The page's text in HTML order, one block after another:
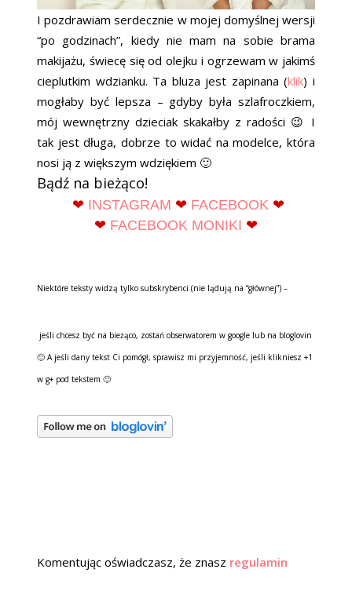
I pozdrawiam serdecznie w mojej domyślnej wersji
“po godzinach”, kiedy nie mam na sobie brama
makijażu, świecę się od olejku i ogrzewam w jakimś
cieplutkim wdzianku. Ta bluza jest zapinana (klik) i
mogłaby być lepsza – gdyby była szlafroczkiem,
mój wewnętrzny dzieciak skakałby z radości 😉 I
tak jest długa, dobrze to widać na modelce, która
nosi ją z większym wdziękiem 🙂
Bądź na bieżąco!
❤ INSTAGRAM ❤ FACEBOOK ❤
❤ FACEBOOK MONIKI ❤
Niektóre teksty widzą tylko subskrybenci (nie lądują na “głównej”) –
jeśli chcesz być na bieżąco, zostań obserwatorem w google lub na bloglovin
🙂 A jeśli dany tekst Ci pomógł, sprawisz mi przyjemność, jeśli klikniesz +1
w g+ pod tekstem 🙂
Komentując oświadczasz, że znasz regulamin